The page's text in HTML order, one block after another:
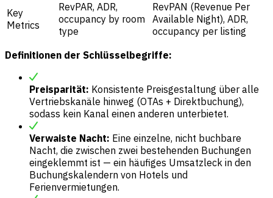
Key
Metrics
RevPAR, ADR,
occupancy by room
type
RevPAN (Revenue Per
Available Night), ADR,
occupancy per listing
Definitionen der Schlüsselbegriffe:
Preisparität: Konsistente Preisgestaltung über alle
Vertriebskanäle hinweg (OTAs + Direktbuchung),
sodass kein Kanal einen anderen unterbietet.
Verwaiste Nacht: Eine einzelne, nicht buchbare
Nacht, die zwischen zwei bestehenden Buchungen
eingeklemmt ist — ein häufiges Umsatzleck in den
Buchungskalendern von Hotels und
Ferienvermietungen.